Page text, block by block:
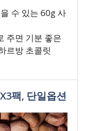
수 있는 60g 사
주면 기분 좋은
르방 초콜릿
팩, 단일옵션